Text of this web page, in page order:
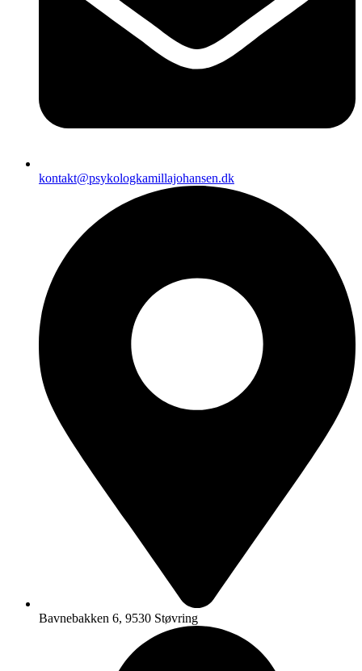
kontakt@psykologkamillajohansen.dk
Bavnebakken 6, 9530 Støvring